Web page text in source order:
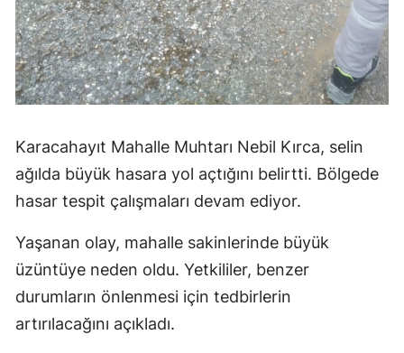
Karacahayıt Mahalle Muhtarı Nebil Kırca, selin
ağılda büyük hasara yol açtığını belirtti. Bölgede
hasar tespit çalışmaları devam ediyor.
Yaşanan olay, mahalle sakinlerinde büyük
üzüntüye neden oldu. Yetkililer, benzer
durumların önlenmesi için tedbirlerin
artırılacağını açıkladı.